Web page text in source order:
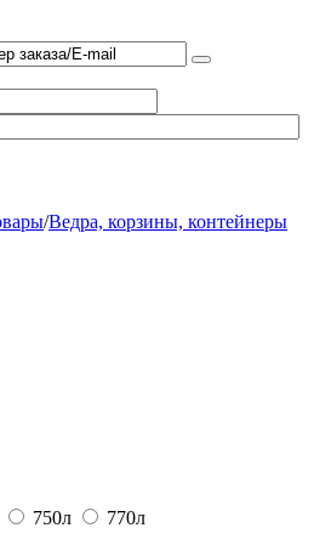
/Ведра, корзины, контейнеры
750л
770л